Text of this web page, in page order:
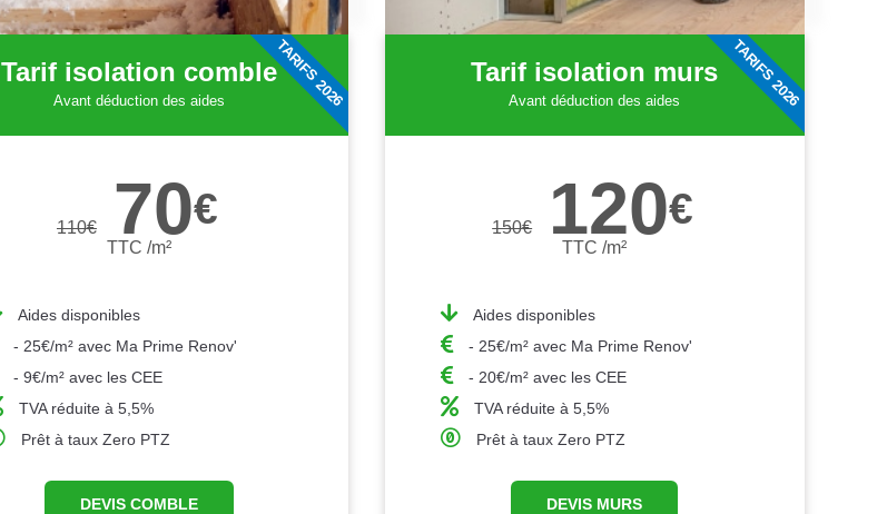
Tarif isolation comble
Avant déduction des aides
110€ 70€
TTC /m²
Aides disponibles
- 25€/m² avec Ma Prime Renov'
- 9€/m² avec les CEE
TVA réduite à 5,5%
Prêt à taux Zero PTZ
DEVIS COMBLE
TARIFS 2026 Tarif isolation murs
Avant déduction des aides
150€ 120€
TTC /m²
Aides disponibles
- 25€/m² avec Ma Prime Renov'
- 20€/m² avec les CEE
TVA réduite à 5,5%
Prêt à taux Zero PTZ
DEVIS MURS
TARIFS 2026